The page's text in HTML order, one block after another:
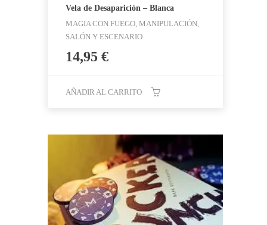
Vela de Desaparición – Blanca
MAGIA CON FUEGO, MANIPULACIÓN,
SALÓN Y ESCENARIO
14,95 €
AÑADIR AL CARRITO